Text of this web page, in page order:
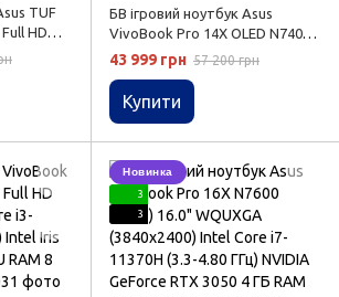
TUF
HD
(3.3-
RTX
ГБ SSD
БВ ігровий ноутбук Asus
VivoBook Pro 14X OLED N7400
14.0" 2.8K 90 Гц Intel Core i7-
11370H (3.3-4.80 ГГц) NVIDIA
GeForce RTX 3050 4 ГБ RAM 8
ГБ 512 ГБ SSD
43 999 грн 57 200 грн
Купити
Новинка
3
3